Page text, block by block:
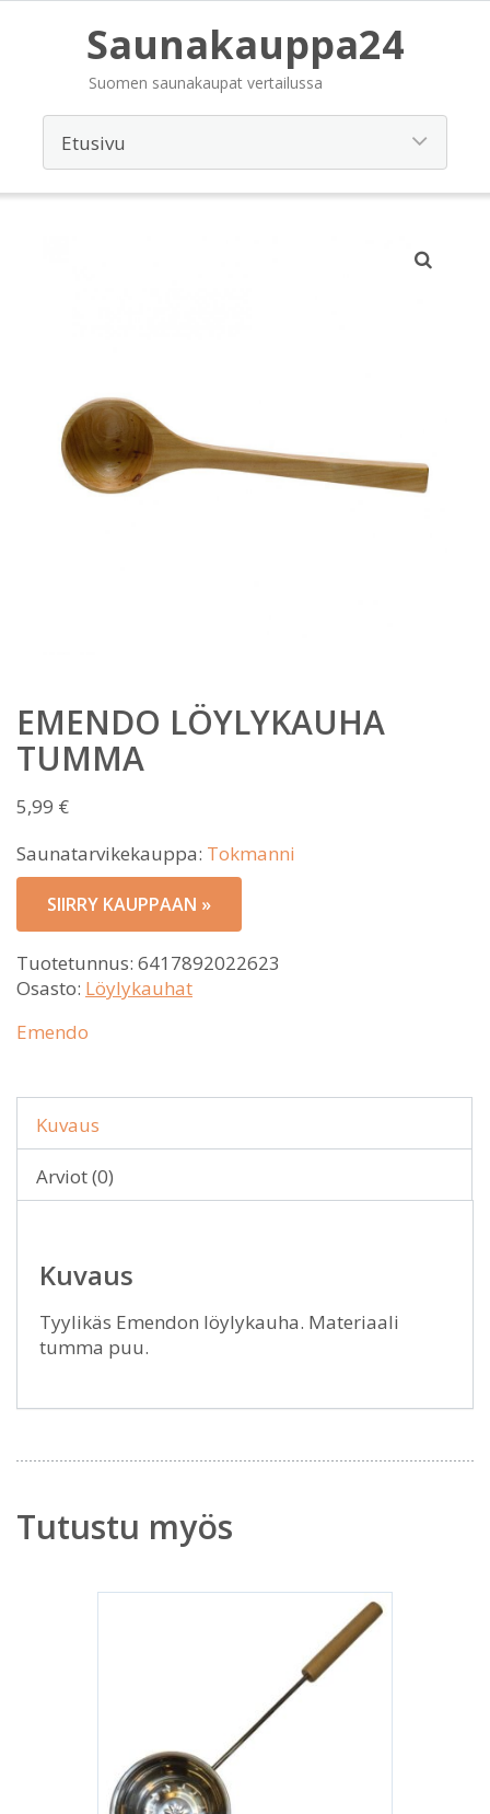
Saunakauppa24
Suomen saunakaupat vertailussa
EMENDO LÖYLYKAUHA
TUMMA
5,99 €
Saunatarvikekauppa: Tokmanni
SIIRRY KAUPPAAN »
Tuotetunnus: 6417892022623
Osasto: Löylykauhat
Emendo
Kuvaus
Arviot (0)
Kuvaus
Tyylikäs Emendon löylykauha. Materiaali
tumma puu.
Tutustu myös